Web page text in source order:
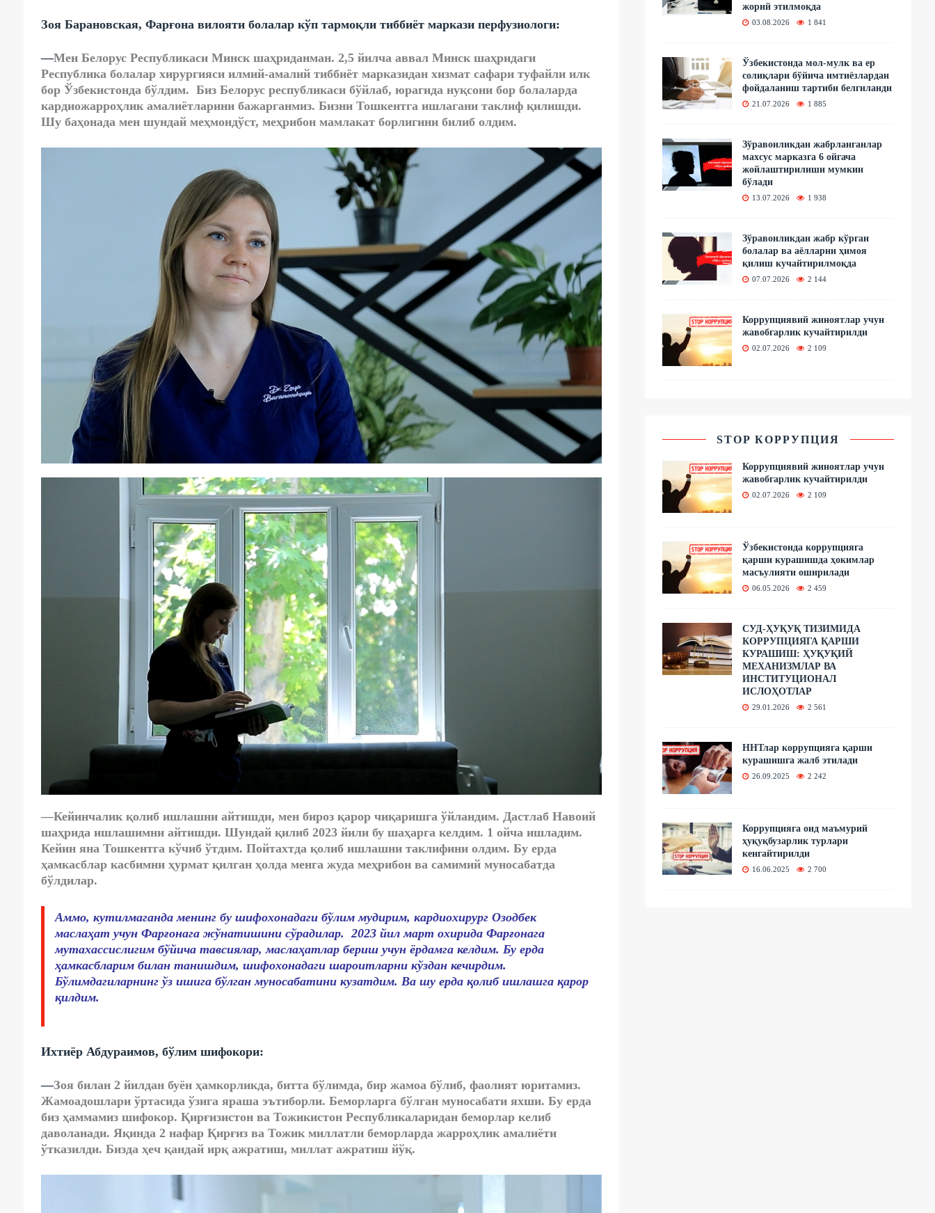
Зоя Барановская, Фарғона вилояти болалар кўп тармоқли тиббиёт маркази перфузиологи:
—Мен Белорус Республикаси Минск шаҳриданман. 2,5 йилча аввал Минск шаҳридаги
Республика болалар хирургияси илмий-амалий тиббиёт марказидан хизмат сафари туфайли илк
бор Ўзбекистонда бўлдим. Биз Белорус республикаси бўйлаб, юрагида нуқсони бор болаларда
кардиожарроҳлик амалиётларини бажарганмиз. Бизни Тошкентга ишлагани таклиф қилишди.
Шу баҳонада мен шундай меҳмондўст, меҳрибон мамлакат борлигини билиб олдим.
—Кейинчалик қолиб ишлашни айтишди, мен бироз қарор чиқаришга ўйландим. Дастлаб Навоий
шаҳрида ишлашимни айтишди. Шундай қилиб 2023 йили бу шаҳарга келдим. 1 ойча ишладим.
Кейин яна Тошкентга кўчиб ўтдим. Пойтахтда қолиб ишлашни таклифини олдим. Бу ерда
ҳамкасблар касбимни ҳурмат қилган ҳолда менга жуда меҳрибон ва самимий муносабатда
бўлдилар.
Аммо, кутилмаганда менинг бу шифохонадаги бўлим мудирим, кардиохирург Озодбек
маслаҳат учун Фарғонага жўнатишини сўрадилар. 2023 йил март охирида Фарғонага
мутахассислигим бўйича тавсиялар, маслаҳатлар бериш учун ёрдамга келдим. Бу ерда
ҳамкасбларим билан танишдим, шифохонадаги шароитларни кўздан кечирдим.
Бўлимдагиларнинг ўз ишига бўлган муносабатини кузатдим. Ва шу ерда қолиб ишлашга қарор
қилдим.
Ихтиёр Абдураимов, бўлим шифокори:
—Зоя билан 2 йилдан буён ҳамкорликда, битта бўлимда, бир жамоа бўлиб, фаолият юритамиз.
Жамоадошлари ўртасида ўзига яраша эътиборли. Беморларга бўлган муносабати яхши. Бу ерда
биз ҳаммамиз шифокор. Қирғизистон ва Тожикистон Республикаларидан беморлар келиб
даволанади. Яқинда 2 нафар Қирғиз ва Тожик миллатли беморларда жарроҳлик амалиёти
ўтказилди. Бизда ҳеч қандай ирқ ажратиш, миллат ажратиш йўқ.
жорий этилмоқда
03.08.2026 1 841
Ўзбекистонда мол-мулк ва ер
солиқлари бўйича имтиёзлардан
фойдаланиш тартиби белгиланди
21.07.2026 1 885
Зўравонликдан жабрланганлар
махсус марказга 6 ойгача
жойлаштирилиши мумкин
бўлади
13.07.2026 1 938
Зўравонликдан жабр кўрган
болалар ва аёлларни ҳимоя
қилиш кучайтирилмоқда
07.07.2026 2 144
Коррупциявий жиноятлар учун
жавобгарлик кучайтирилди
02.07.2026 2 109
STOP КОРРУПЦИЯ
Коррупциявий жиноятлар учун
жавобгарлик кучайтирилди
02.07.2026 2 109
Ўзбекистонда коррупцияга
қарши курашишда ҳокимлар
масъулияти оширилади
06.05.2026 2 459
СУД-ҲУҚУҚ ТИЗИМИДА
КОРРУПЦИЯГА ҚАРШИ
КУРАШИШ: ҲУҚУҚИЙ
МЕХАНИЗМЛАР ВА
ИНСТИТУЦИОНАЛ
ИСЛОҲОТЛАР
29.01.2026 2 561
ННТлар коррупцияга қарши
курашишга жалб этилади
26.09.2025 2 242
Коррупцияга оид маъмурий
ҳуқуқбузарлик турлари
кенгайтирилди
16.06.2025 2 700